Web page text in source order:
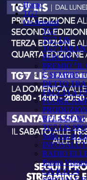
Home
TG7
On demand
TG7
TG7 LIS
TG7
PERCHÉ ?
PREMIO "IL
È SEMPRE
DETTO
FACCIA A
RELAZIONI
TG7 LIS
Sulla via di
RADIO
Buona
CIVICO 74